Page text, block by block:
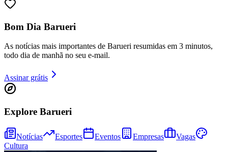
Ceará
Bom Dia Barueri
As notícias mais importantes de Barueri resumidas em 3 minutos,
todo dia de manhã no seu e-mail.
Assinar grátis
Explore Barueri
Notícias Esportes Eventos Empresas
Vagas
Cultura